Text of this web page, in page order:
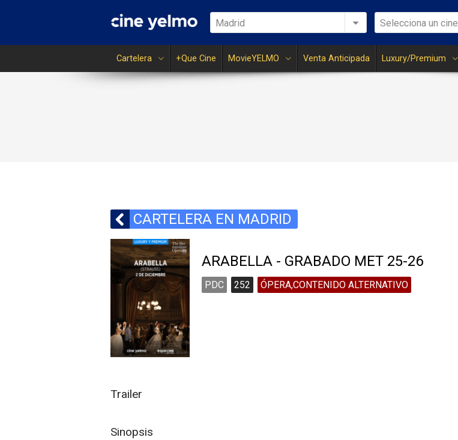
Madrid Selecciona un cine
Cartelera +Que Cine MovieYELMO Venta Anticipada Luxury/Premium
CARTELERA EN MADRID
ARABELLA - GRABADO MET 25-26
PDC 252 ÓPERA,CONTENIDO ALTERNATIVO
Trailer
Sinopsis